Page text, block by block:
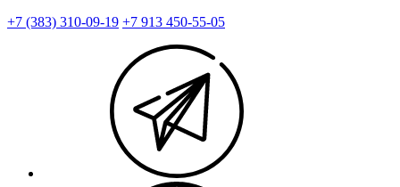
+7 (383) 310-09-19 +7 913 450-55-05